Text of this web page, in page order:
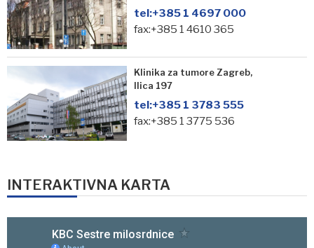
tel:+385 1 4697 000
fax:+385 1 4610 365
Klinika za tumore Zagreb,
Ilica 197
tel:+385 1 3783 555
fax:+385 1 3775 536
INTERAKTIVNA KARTA